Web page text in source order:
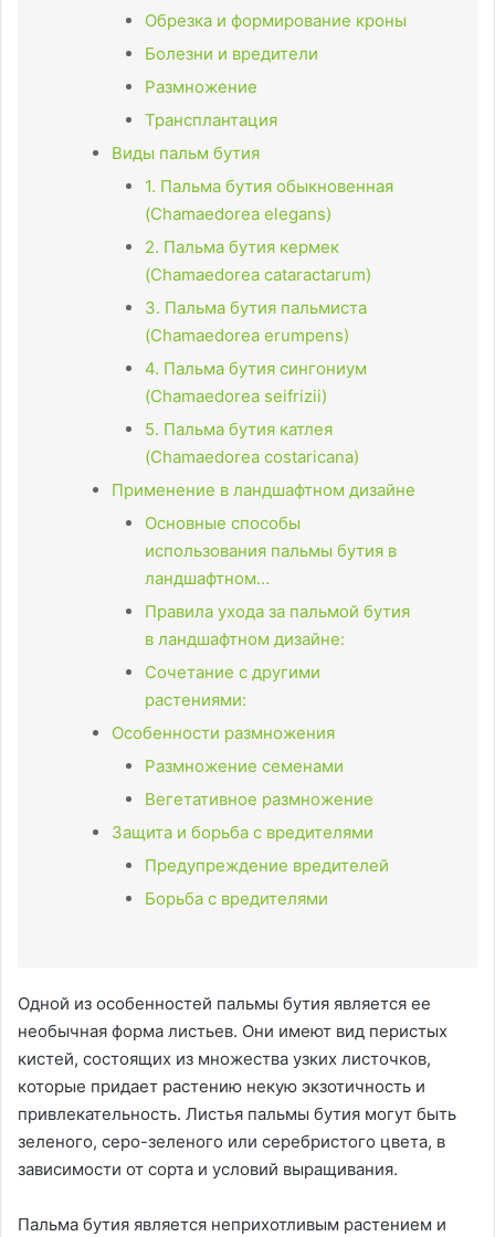
Обрезка и формирование кроны
Болезни и вредители
Размножение
Трансплантация
Виды пальм бутия
1. Пальма бутия обыкновенная
(Chamaedorea elegans)
2. Пальма бутия кермек
(Chamaedorea cataractarum)
3. Пальма бутия пальмиста
(Chamaedorea erumpens)
4. Пальма бутия сингониум
(Chamaedorea seifrizii)
5. Пальма бутия катлея
(Chamaedorea costaricana)
Применение в ландшафтном дизайне
Основные способы
использования пальмы бутия в
ландшафтном…
Правила ухода за пальмой бутия
в ландшафтном дизайне:
Сочетание с другими
растениями:
Особенности размножения
Размножение семенами
Вегетативное размножение
Защита и борьба с вредителями
Предупреждение вредителей
Борьба с вредителями
Одной из особенностей пальмы бутия является ее
необычная форма листьев. Они имеют вид перистых
кистей, состоящих из множества узких листочков,
которые придает растению некую экзотичность и
привлекательность. Листья пальмы бутия могут быть
зеленого, серо-зеленого или серебристого цвета, в
зависимости от сорта и условий выращивания.
Пальма бутия является неприхотливым растением и